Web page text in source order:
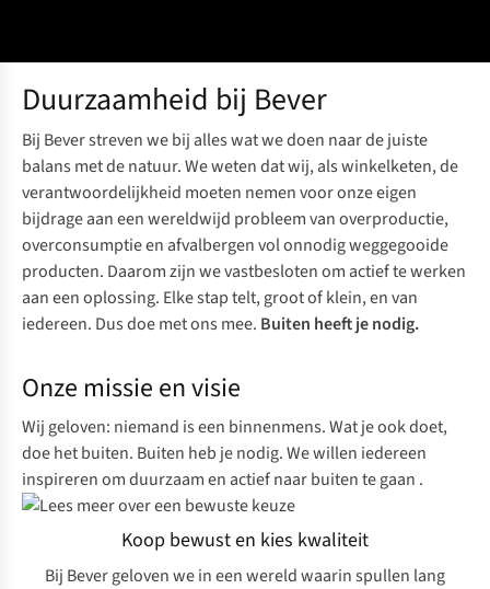
Duurzaamheid bij Bever
Bij Bever streven we bij alles wat we doen naar de juiste
balans met de natuur. We weten dat wij, als winkelketen, de
verantwoordelijkheid moeten nemen voor onze eigen
bijdrage aan een wereldwijd probleem van overproductie,
overconsumptie en afvalbergen vol onnodig weggegooide
producten. Daarom zijn we vastbesloten om actief te werken
aan een oplossing. Elke stap telt, groot of klein, en van
iedereen. Dus doe met ons mee. Buiten heeft je nodig.
Onze missie en visie
Wij geloven: niemand is een binnenmens. Wat je ook doet,
doe het buiten. Buiten heb je nodig. We willen iedereen
inspireren om duurzaam en actief naar buiten te gaan .
Koop bewust en kies kwaliteit
Bij Bever geloven we in een wereld waarin spullen lang